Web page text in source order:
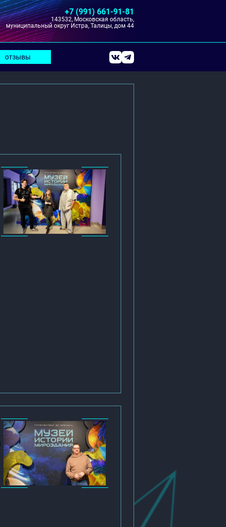
+7 (991) 661-91-81
143532, Московская область,
муниципальный округ Истра, Талицы, дом 44
отзывы